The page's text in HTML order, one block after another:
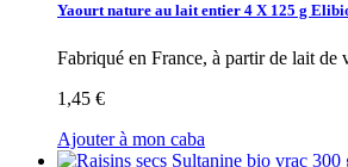
Yaourt nature au lait entier 4 X 125 g
Fabriqué en France, à partir de lait de
1,45 €
Ajouter à mon caba